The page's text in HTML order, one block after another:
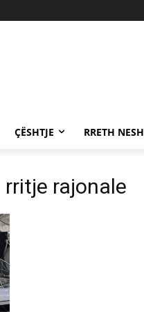
ÇËSHTJE RRETH NESH
rajonale